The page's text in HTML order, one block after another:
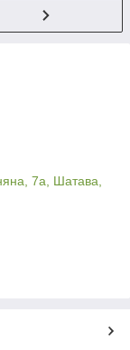
7а, Шатава,